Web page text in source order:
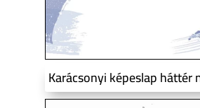
Karácsonyi képeslap háttér